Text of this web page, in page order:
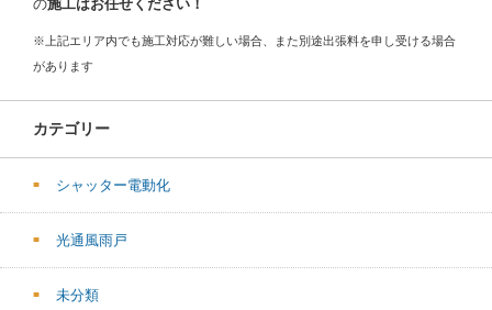
の施工はお任せください！
※上記エリア内でも施工対応が難しい場合、また別途出張料を申し受ける場合
があります
カテゴリー
シャッター電動化
光通風雨戸
未分類